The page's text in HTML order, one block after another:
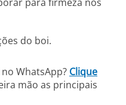
do boi.
WhatsApp? Clique
mão as principais